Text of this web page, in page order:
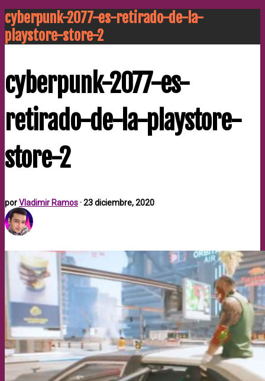
cyberpunk-2077-es-retirado-de-la-
playstore-store-2
cyberpunk-2077-es-
retirado-de-la-playstore-
store-2
porVladimir Ramos·23 diciembre, 2020